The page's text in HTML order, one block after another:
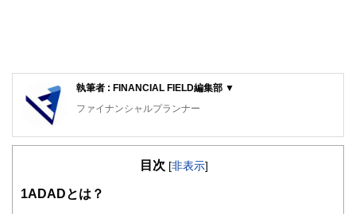
執筆者 : FINANCIAL FIELD編集部 ▼
ファイナンシャルプランナー
FinancialField編集部は、金融、経済に関する記事を、日々
知識がない方でも理解できるようわかりやすく発信していま
目次 [非表示]
1 ADADとは？